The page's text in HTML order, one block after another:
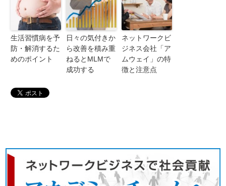
生活習慣病を予
防・解消するた
めのポイント
日々の気付きか
ら改善を積み重
ねるとMLMで
成功する
ネットワークビ
ジネス会社「ア
ムウェイ」の特
徴と注意点